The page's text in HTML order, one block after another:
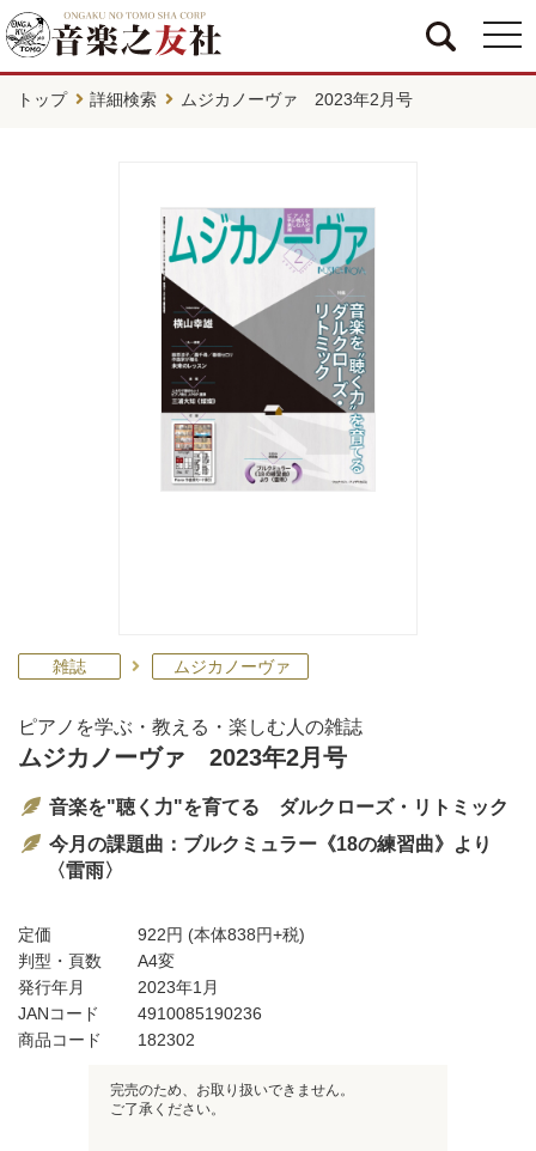
トップ 詳細検索 ムジカノーヴァ 2023年2月号
雑誌 ムジカノーヴァ
ピアノを学ぶ・教える・楽しむ人の雑誌
ムジカノーヴァ 2023年2月号
音楽を"聴く力"を育てる ダルクローズ・リトミック
今月の課題曲：ブルクミュラー《18の練習曲》より
〈雷雨〉
定価 922円 (本体838円+税)
判型・頁数
A4変
発行年月
2023年1月
JANコード
4910085190236
商品コード
182302
完売のため、お取り扱いできません。
ご了承ください。